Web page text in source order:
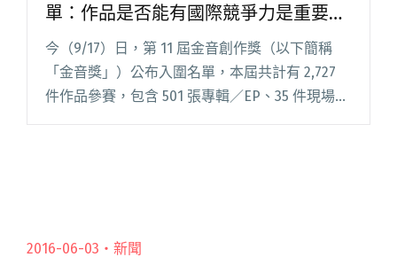
單：作品是否能有國際競爭力是重要的
指標
今（9/17）日，第 11 屆金音創作獎（以下簡稱
「金音獎」）公布入圍名單，本屆共計有 2,727
件作品參賽，包含 501 張專輯／EP、35 件現場演
出影片，評選後有 113 件作品入圍，角逐 21 個獎
2016-06-03・ 新聞